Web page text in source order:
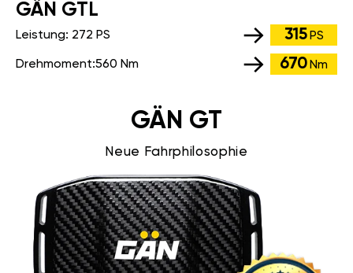
GÄN GTL
Leistung: 272 PS 315 PS
Drehmoment:560 Nm 670 Nm
GÄN GT
Neue Fahrphilosophie